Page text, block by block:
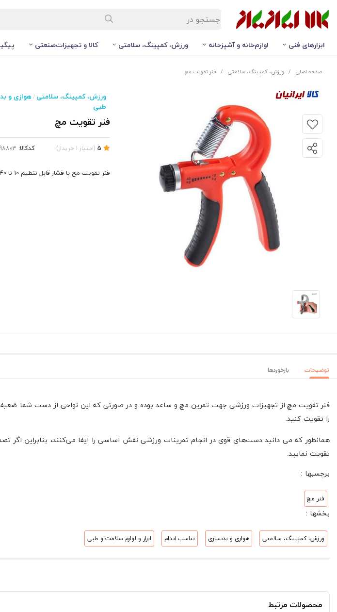
ابزارهای فنی لوازم‌خانه و آشپزخانه ورزش، کمپینگ، سلامتی کالا و تجهیزات‌صنعتی
صفحه اصلی / ورزش، کمپینگ، سلامتی / فنر تقویت مچ
ورزش، کمپینگ، سلامتی /هوازی و
طبی
فنر تقویت مچ
(امتیاز 1 خریدار) کدکالا:
فنر تقویت مچ با فشار قابل تنظیم 10 تا 40 کیلوگرم
توضیحات بازخوردها
فنر تقویت مچ از تجهیزات ورزشی جهت تمرین مچ و ساعد بوده و در صورتی که این نواحی از دست شما
را تقویت کنید.
همانطور که می دانید دست‌های قوی در انجام تمرینات ورزشی نقش اساسی را ایفا می‌کنند، بنابراین
تقویت نمایید.
برچسبها :
فنر مچ
بخشها :
ورزش، کمپینگ، سلامتی هوازی و بدنسازی تناسب اندام ابزار و لوازم سلامت و طبی
محصولات مرتبط